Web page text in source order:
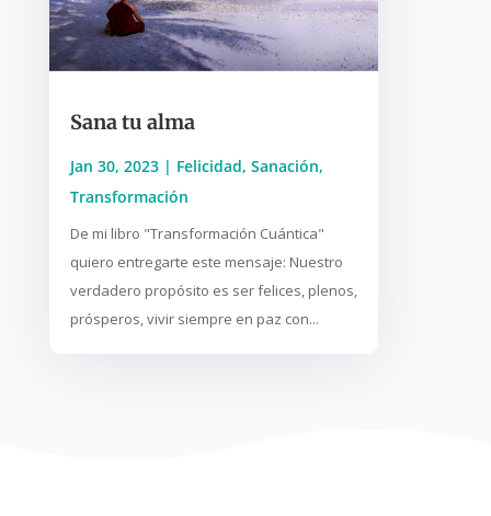
Sana tu alma
Jan 30, 2023| Felicidad, Sanación,
Transformación
De mi libro "Transformación Cuántica"
quiero entregarte este mensaje: Nuestro
verdadero propósito es ser felices, plenos,
prósperos, vivir siempre en paz con...